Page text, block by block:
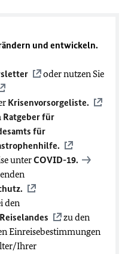
und entwickeln.
oder nutzen Sie
Krisenvorsorgeliste.
Ratgeber für
für
unterCOVID-19.
den
zu den
Einreisebestimmungen
Ihrer